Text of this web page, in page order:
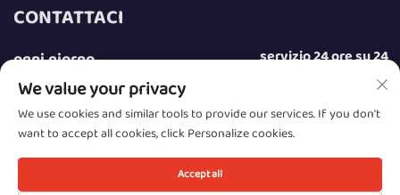
CONTATTACI
ogni giorno servizio 24 ore su 24
Copyright © 2025 by Beijing Sunday Campers Co., Ltd.
We value your privacy
We use cookies and similar tools to provide our services. If you don't
want to accept all cookies, click Personalize cookies.
Accept all